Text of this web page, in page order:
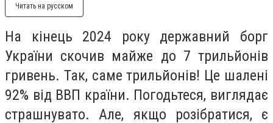
Читать на русском
На кінець 2024 року державний борг
України скочив майже до 7 трильйонів
гривень. Так, саме трильйонів! Це шалені
92% від ВВП країни. Погодьтеся, виглядає
страшнувато. Але, якщо розібратися, є